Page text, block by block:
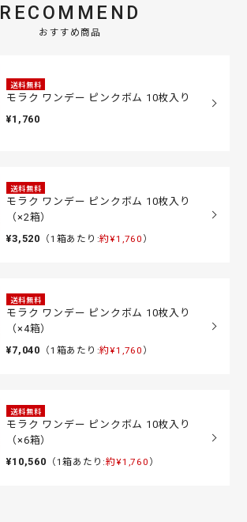
RECOMMEND
おすすめ商品
送料無料
モラク ワンデー ピンクボム 10枚入り
¥1,760
送料無料
モラク ワンデー ピンクボム 10枚入り
（×2箱）
¥3,520 （1箱あたり:約¥1,760 ）
送料無料
モラク ワンデー ピンクボム 10枚入り
（×4箱）
¥7,040 （1箱あたり:約¥1,760 ）
送料無料
モラク ワンデー ピンクボム 10枚入り
（×6箱）
¥10,560 （1箱あたり:約¥1,760 ）